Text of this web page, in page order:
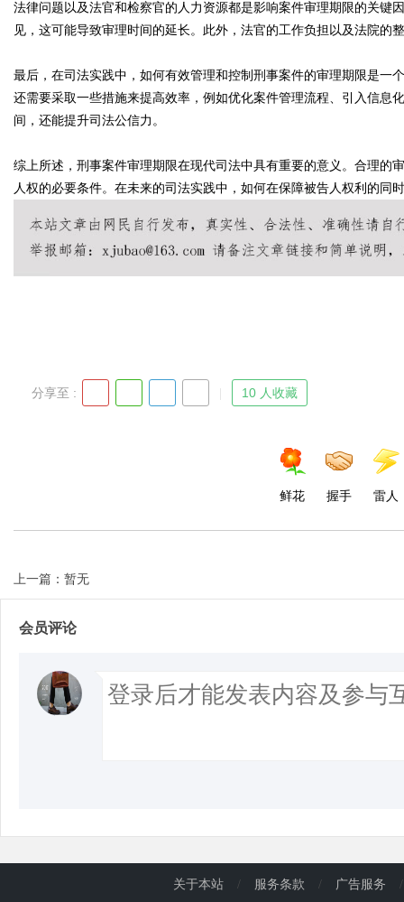
法律问题以及法官和检察官的人力资源都是影响案件审理期限的关键
见，这可能导致审理时间的延长。此外，法官的工作负担以及法院的
最后，在司法实践中，如何有效管理和控制刑事案件的审理期限是一
还需要采取一些措施来提高效率，例如优化案件管理流程、引入信息
间，还能提升司法公信力。
综上所述，刑事案件审理期限在现代司法中具有重要的意义。合理的
人权的必要条件。在未来的司法实践中，如何在保障被告人权利的同
分享至 : 10 人收藏
鲜花 握手 雷人
上一篇：暂无
会员评论
关于本站 / 服务条款 / 广告服务 /